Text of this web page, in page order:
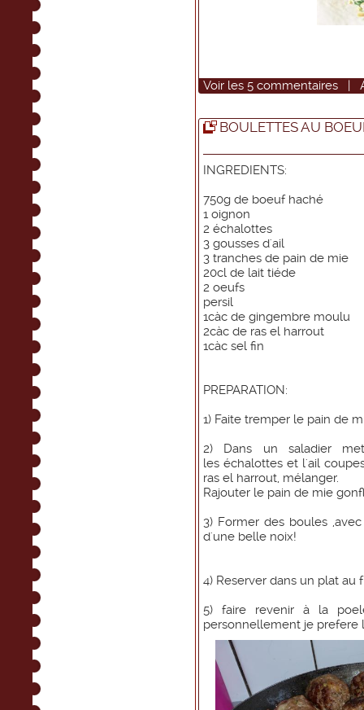
Voir les 5 commentaires |
BOULETTES AU
INGREDIENTS:
750g de boeuf haché
1 oignon
2 échalottes
3 gousses d'ail
3 tranches de pain de mie
20cl de lait tiéde
2 oeufs
persil
1càc de gingembre moulu
2càc de ras el harrout
1càc sel fin
PREPARATION:
1) Faite tremper le pain de
2) Dans un saladier
les échalottes et l'ail
ras el harrout, mélanger.
Rajouter le pain de mie
3) Former des boules
d'une belle noix!
4) Reserver dans un plat au
5) faire revenir à la
personnellement je prefere